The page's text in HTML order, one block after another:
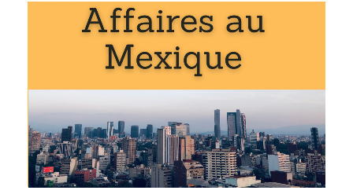
L’unité d’enseignement « L’
Mexique-Costa Rica » fait partie des programmes de
l’EENI Global Business School :
Master en affaires internationales,
international.